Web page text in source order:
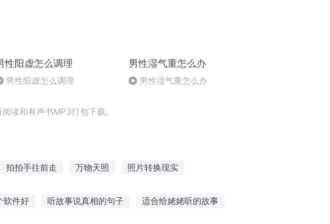
性阳虚怎么调理
男性阳虚怎么调理
男性湿气重怎么办
男性湿气重怎么办
读和有声书MP3打包下载。
拍拍手往前走 万物天照 照片转换现实
软件好 听故事说真相的句子 适合给姥姥听的故事